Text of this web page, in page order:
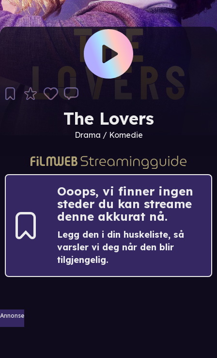
The Lovers
Drama / Komedie
Ooops, vi finner ingen
steder du kan streame
denne akkurat nå.
Legg den i din huskeliste, så
varsler vi deg når den blir
tilgjengelig.
Annonse